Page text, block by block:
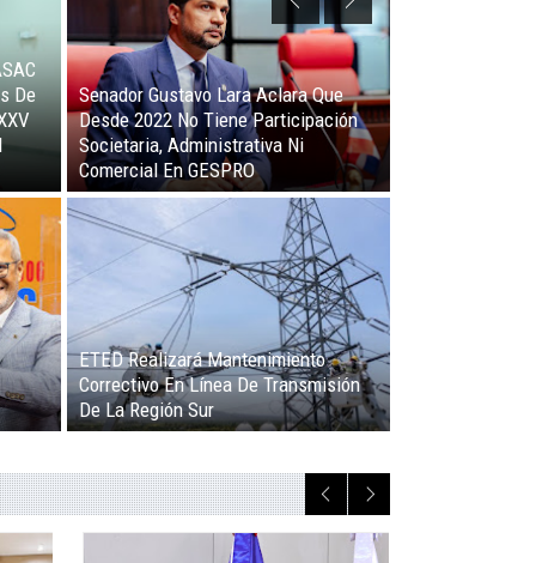
De
MITUR Capacita Más De 250 Agentes
De Viajes De Cruceros En La Feria
Cruise360
Francisco Javier: Los Periodistas Son
Los Mejores Aliados Del Turismo